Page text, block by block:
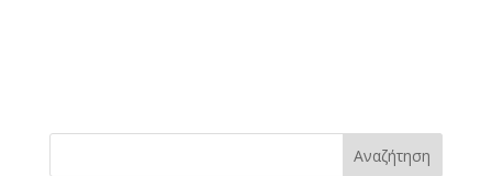
e e r l ter
Αναζήτηση